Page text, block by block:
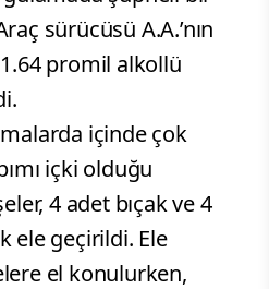
sürücüsü A.A.’nın
promil alkollü
içinde çok
içki olduğu
4 adet bıçak ve 4
ele geçirildi. Ele
el konulurken,